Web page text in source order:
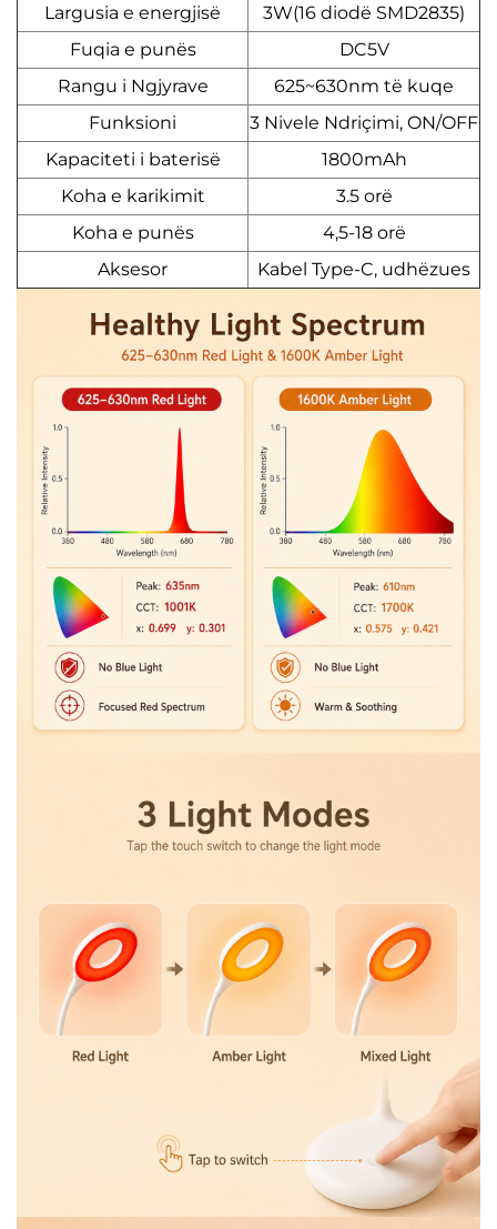
Largusia e energjisë
3W(16 diodë SMD2835)
Fuqia e punës
DC5V
Rangu i Ngjyrave
625~630nm të kuqe
Funksioni
3 Nivele Ndriçimi, ON/OFF
Kapaciteti i baterisë
1800mAh
Koha e karikimit
3.5 orë
Koha e punës
4,5-18 orë
Aksesor
Kabel Type-C, udhëzues